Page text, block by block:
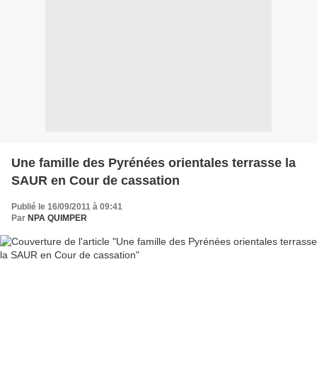
Une famille des Pyrénées orientales terrasse la
SAUR en Cour de cassation
Publié le 16/09/2011 à 09:41
Par NPA QUIMPER